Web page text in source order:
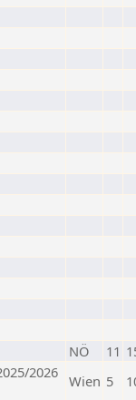
NÖ 11
2026 Wien 5